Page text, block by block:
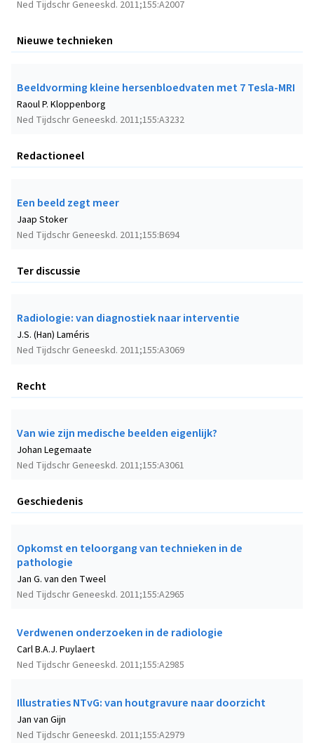
Ned Tijdschr Geneeskd. 2011;155:A2007
Nieuwe technieken
Beeldvorming kleine hersenbloedvaten met 7 Tesla-MRI
Ned Tijdschr Geneeskd. 2011;155:A3232
Raoul P. Kloppenborg
Redactioneel
Een beeld zegt meer
Ned Tijdschr Geneeskd. 2011;155:B694
Jaap Stoker
Ter discussie
Radiologie: van diagnostiek naar interventie
Ned Tijdschr Geneeskd. 2011;155:A3069
J.S. (Han) Laméris
Recht
Van wie zijn medische beelden eigenlijk?
Ned Tijdschr Geneeskd. 2011;155:A3061
Johan Legemaate
Geschiedenis
Opkomst en teloorgang van technieken in de
pathologie
Ned Tijdschr Geneeskd. 2011;155:A2965
Jan G. van den Tweel
Verdwenen onderzoeken in de radiologie
Ned Tijdschr Geneeskd. 2011;155:A2985
Carl B.A.J. Puylaert
Illustraties NTvG: van houtgravure naar doorzicht
Ned Tijdschr Geneeskd. 2011;155:A2979
Jan van Gijn